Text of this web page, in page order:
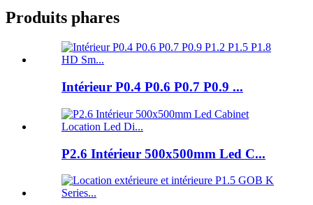
Produits phares
Intérieur P0.4 P0.6 P0.7 P0.9 ...
P2.6 Intérieur 500x500mm Led C...